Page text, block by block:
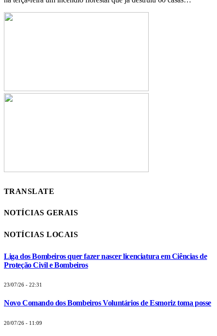
TRANSLATE
NOTÍCIAS GERAIS
NOTÍCIAS LOCAIS
Liga dos Bombeiros quer fazer nascer licenciatura em Ciências de
Proteção Civil e Bombeiros
23/07/26 - 22:31
Novo Comando dos Bombeiros Voluntários de Esmoriz toma posse
20/07/26 - 11:09